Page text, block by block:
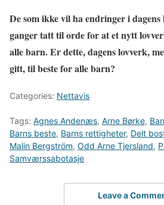
De som ikke vil ha endringer i
ganger tatt til orde for at et nytt
alle barn. Er dette, dagens lovverk,
gitt, til beste for alle barn?
Categories: Nettavis
Tags: Agnes Andenæs, Arne Børke,
Barns beste, Barns rettigheter, Delt
Malin Bergström, Odd Arne Tjersland,
Samværssabotasje
Leave a